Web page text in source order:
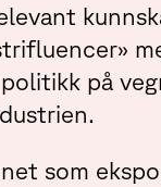
på
som